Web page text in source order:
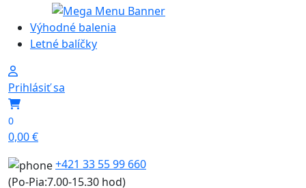
Výhodné balenia
Letné balíčky
Prihlásiť sa
0
0,00€
+421 33 55 99 660
(Po-Pia:7.00-15.30 hod)